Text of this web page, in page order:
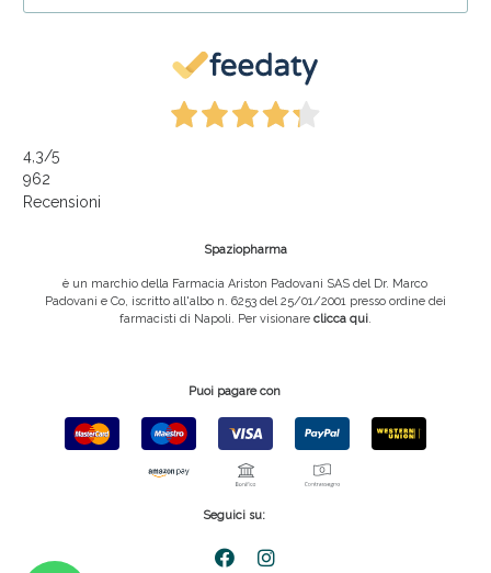
4,3/5
962
Recensioni
Spaziopharma
è un marchio della Farmacia Ariston Padovani SAS del Dr. Marco
Padovani e Co, iscritto all'albo n. 6253 del 25/01/2001 presso ordine dei
farmacisti di Napoli. Per visionare clicca qui.
Puoi pagare con
Seguici su: